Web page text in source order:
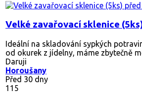
Velké zavařovací sklenice
Ideální na skladování sypkých
od okurek z jídelny, máme zbytečně
Daruji
Horoušany
Před 30 dny
115